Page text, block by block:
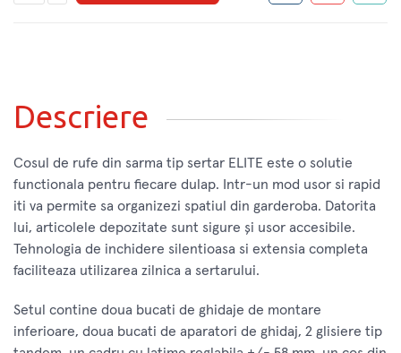
Descriere
Cosul de rufe din sarma tip sertar ELITE este o solutie
functionala pentru fiecare dulap. Intr-un mod usor si rapid
iti va permite sa organizezi spatiul din garderoba. Datorita
lui, articolele depozitate sunt sigure și usor accesibile.
Tehnologia de inchidere silentioasa si extensia completa
faciliteaza utilizarea zilnica a sertarului.
Setul contine doua bucati de ghidaje de montare
inferioare, doua bucati de aparatori de ghidaj, 2 glisiere tip